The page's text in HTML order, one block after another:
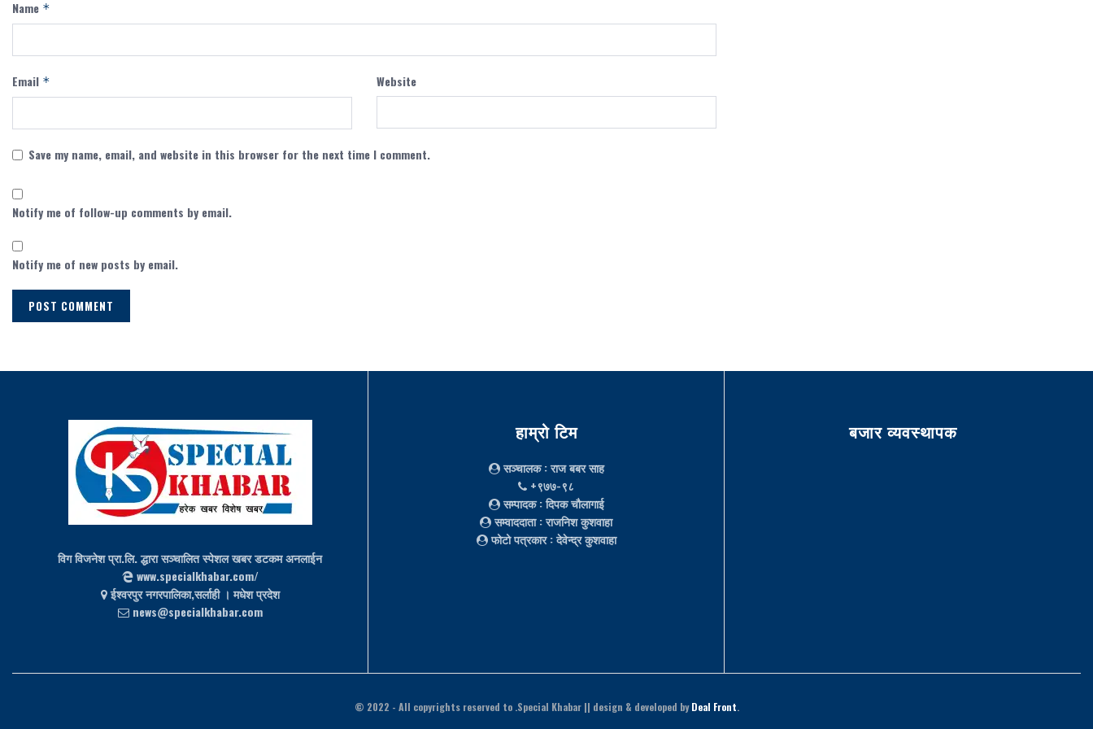
Name *
Email * Website
Save my name, email, and website in this browser for the next time I comment.
Notify me of follow-up comments by email.
Notify me of new posts by email.
विग विजनेश प्रा.लि. द्धारा सञ्चालित स्पेशल खबर डटकम अनलाईन
www.specialkhabar.com/
ईश्‍वरपुर नगरपालिका,सर्लाही । मधेश प्रदेश
news@specialkhabar.com
हाम्रो टिम
सञ्चालक: राज बबर साह
+९७७-९८
सम्पादक: दिपक चौलागाई
सम्वाददाता: राजनिश कुशवाहा
फोटो पत्रकार: देवेन्द्र कुशवाहा
बजार व्यवस्थापक
© 2022 - All copyrights reserved to .Special Khabar || design & developed byDeal Front.